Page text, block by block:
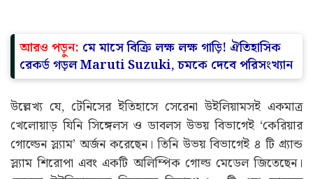
আরও পড়ুন: মে মাসে বিক্রি লক্ষ লক্ষ গাড়ি! ঐতিহাসিক
রেকর্ড গড়ল Maruti Suzuki, চমকে দেবে পরিসংখ্যান
উল্লেখ্য যে, টেনিসের ইতিহাসে সেরেনা উইলিয়ামসই একমাত্র
খেলোয়াড় যিনি সিঙ্গেলস ও ডাবলস উভয় বিভাগেই ‘কেরিয়ার
গোল্ডেন স্ল্যাম’ অর্জন করেছেন। তিনি উভয় বিভাগেই ৪ টি গ্র্যান্ড
স্ল্যাম শিরোপা এবং একটি অলিম্পিক গোল্ড মেডেল জিতেছেন।